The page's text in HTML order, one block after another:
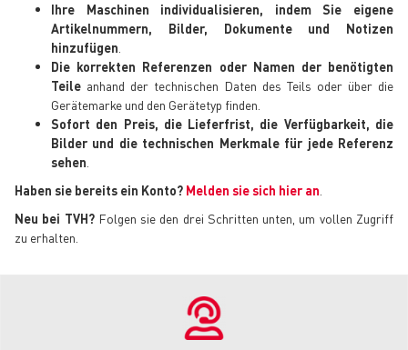
Ihre Maschinen individualisieren, indem Sie eigene
Artikelnummern, Bilder, Dokumente und Notizen
hinzufügen
Die korrekten Referenzen oder Namen der benötigten
Teile anhand der technischen Daten des Teils oder über die
Gerätemarke und den Gerätetyp finden.
Sofort den Preis, die Lieferfrist, die Verfügbarkeit, die
Bilder und die technischen Merkmale für jede Referenz
sehen
Haben sie bereits ein Konto? Melden sie sich hier an
Neu bei TVH?Folgen sie den drei Schritten unten, um vollen Zugriff
zu erhalten.